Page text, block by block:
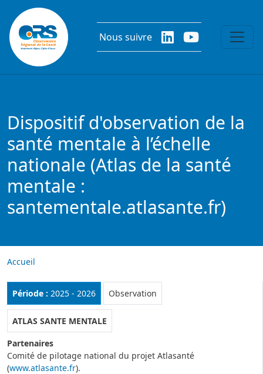
Aller au contenu principal
Nous suivre
Dispositif d'observation de la
santé mentale à l’échelle
nationale (Atlas de la santé
mentale :
santementale.atlasante.fr)
Accueil
Période : 2025 - 2026 Rubrique :
Observation
ATLAS SANTE MENTALE
Partenaires
Comité de pilotage national du projet Atlasanté
(www.atlasante.fr).